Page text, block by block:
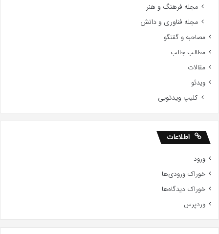
مجله فرهنگ و هنر
مجله فناوری و دانش
مصاحبه و گفتگو
مطالب جالب
مقالات
ویدئو
کلیپ ویدئویی
اطلاعات
ورود
خوراک ورودی‌ها
خوراک دیدگاه‌ها
وردپرس